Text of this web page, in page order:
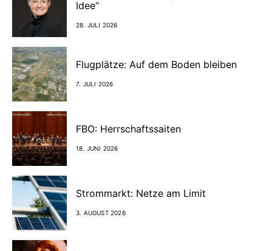
Idee“
28. JULI 2026
Flugplätze: Auf dem Boden bleiben
7. JULI 2026
FBO: Herrschaftssaiten
18. JUNI 2026
Strommarkt: Netze am Limit
3. AUGUST 2026